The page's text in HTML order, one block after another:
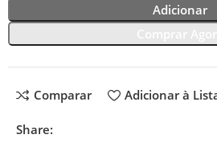
Adicionar
Comparar Adicionar à
Share: